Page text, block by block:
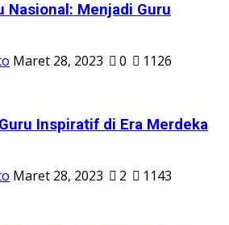
Nasional: Menjadi Guru
Maret 28, 2023 0 1126
Inspiratif di Era Merdeka
Maret 28, 2023 2 1143